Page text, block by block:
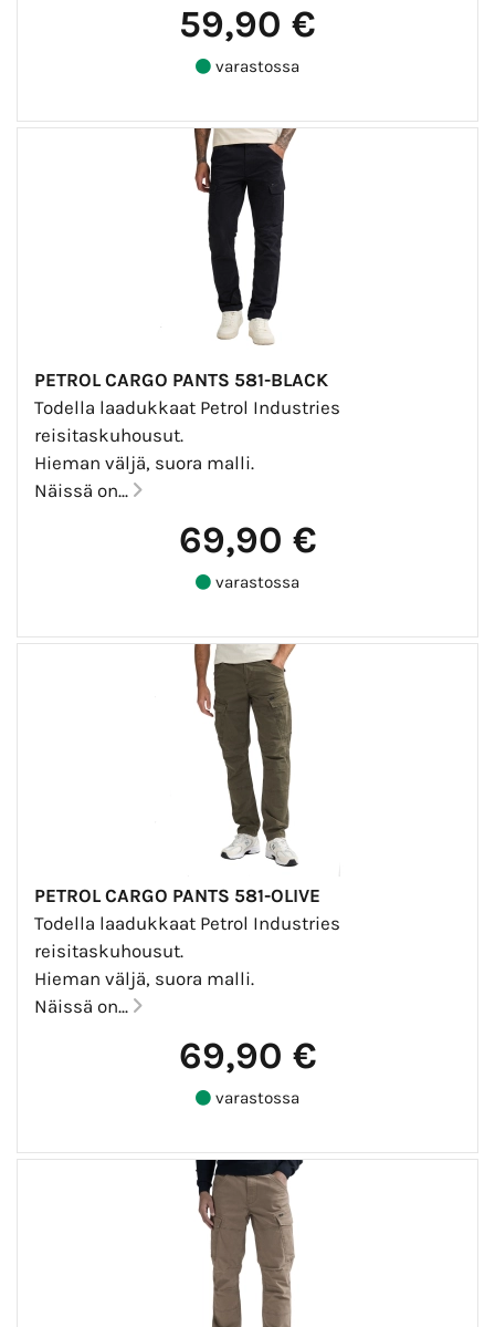
59,90 €
varastossa
PETROL CARGO PANTS 581-BLACK
Todella laadukkaat Petrol Industries
reisitaskuhousut.
Hieman väljä, suora malli.
Näissä on...
69,90 €
varastossa
PETROL CARGO PANTS 581-OLIVE
Todella laadukkaat Petrol Industries
reisitaskuhousut.
Hieman väljä, suora malli.
Näissä on...
69,90 €
varastossa